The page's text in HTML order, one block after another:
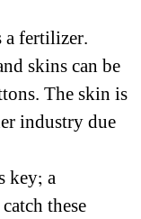
a fertilizer.
skins can be
The skin is
industry due
key; a
these